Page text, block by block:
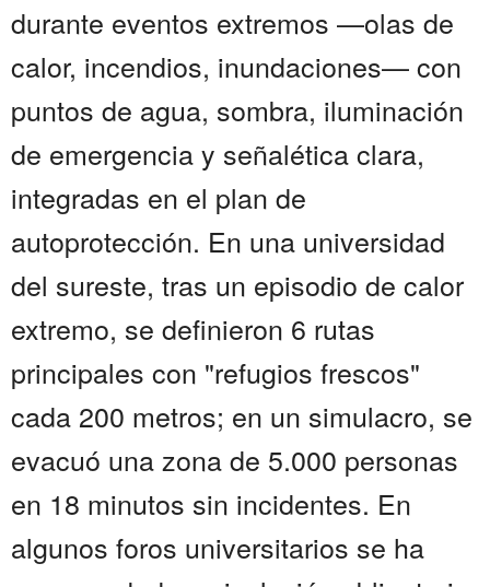
durante eventos extremos —olas de
calor, incendios, inundaciones— con
puntos de agua, sombra, iluminación
de emergencia y señalética clara,
integradas en el plan de
autoprotección. En una universidad
del sureste, tras un episodio de calor
extremo, se definieron 6 rutas
principales con "refugios frescos"
cada 200 metros; en un simulacro, se
evacuó una zona de 5.000 personas
en 18 minutos sin incidentes. En
algunos foros universitarios se ha